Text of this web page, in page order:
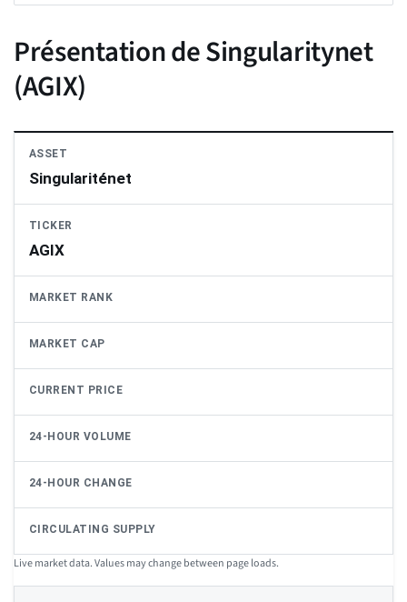
Présentation de Singularitynet
(AGIX)
ASSET
Singulariténet
TICKER
AGIX
MARKET RANK
MARKET CAP
CURRENT PRICE
24-HOUR VOLUME
24-HOUR CHANGE
CIRCULATING SUPPLY
Live market data. Values may change between page loads.